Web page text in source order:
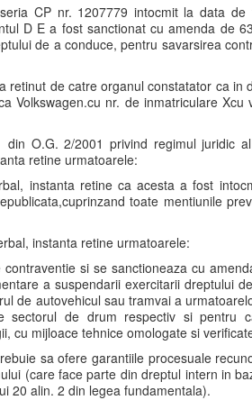
CP nr. 1207779 intocmit la data
D E a fost sanctionat cu amenda de
de a conduce, pentru savarsirea
retinut de catre organul constatator ca in
Volkswagen.cu nr. de inmatriculare Xcu
O.G. 2/2001 privind regimul juridic
retine urmatoarele:
instanta retine ca acesta a fost
toate mentiunile
instanta retine urmatoarele:
contraventie si se sanctioneaza cu
a suspendarii exercitarii dreptului
de autovehicul sau tramvai a
de drum respectiv si pentru
cu mijloace tehnice omologate si
sa ofere garantiile procesuale
(care face parte din dreptul intern in
20 alin. 2 din legea fundamentala).